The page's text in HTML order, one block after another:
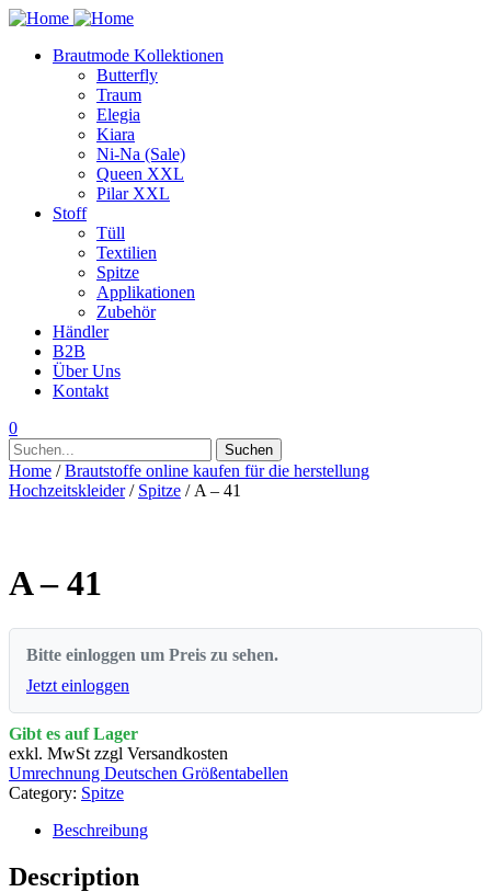
Brautmode Kollektionen
Butterfly
Traum
Elegia
Kiara
Ni-Na (Sale)
Queen XXL
Pilar XXL
Stoff
Tüll
Textilien
Spitze
Applikationen
Zubehör
Händler
B2B
Über Uns
Kontakt
0
Suchen
nach:
Suchen
Home /Brautstoffe online kaufen für die herstellung
Hochzeitskleider/ Spitze / A – 41
A – 41
Bitte einloggen um Preis zu sehen.
Jetzt einloggen
Gibt es auf Lager
exkl. MwSt zzgl Versandkosten
Umrechnung Deutschen Größentabellen
Category: Spitze
Beschreibung
Description